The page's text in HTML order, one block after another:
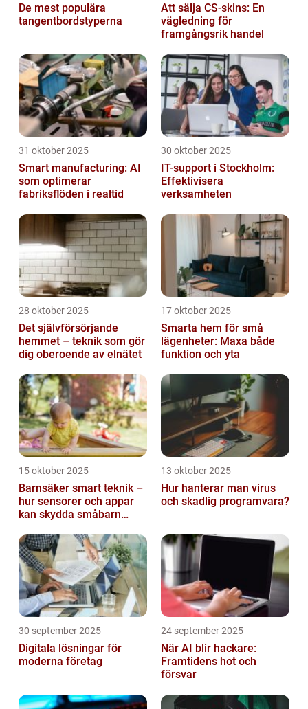
De mest populära
tangentbordstyperna
Att sälja CS-skins: En
vägledning för
framgångsrik handel
31 oktober 2025
Smart manufacturing: AI
som optimerar
fabriksflöden i realtid
30 oktober 2025
IT-support i Stockholm:
Effektivisera
verksamheten
28 oktober 2025
Det självförsörjande
hemmet – teknik som gör
dig oberoende av elnätet
17 oktober 2025
Smarta hem för små
lägenheter: Maxa både
funktion och yta
15 oktober 2025
Barnsäker smart teknik –
hur sensorer och appar
kan skydda småbarn
13 oktober 2025
Hur hanterar man virus
och skadlig programvara?
30 september 2025
Digitala lösningar för
moderna företag
24 september 2025
När AI blir hackare:
Framtidens hot och
försvar